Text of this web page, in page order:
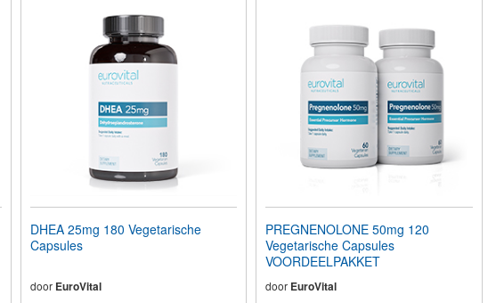
DHEA 25mg 180 Vegetarische
Capsules
door EuroVital
PREGNENOLONE 50mg 120
Vegetarische Capsules
VOORDEELPAKKET
door EuroVital